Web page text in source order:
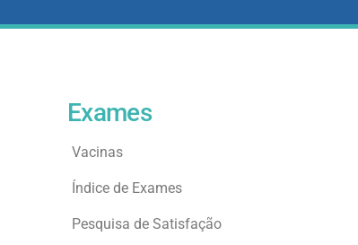
Exames
Vacinas
Índice de Exames
Pesquisa de Satisfação